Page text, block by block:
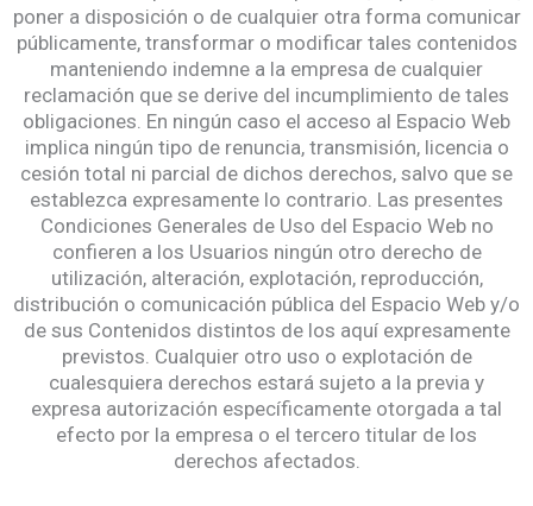
poner a disposición o de cualquier otra forma comunicar
públicamente, transformar o modificar tales contenidos
manteniendo indemne a la empresa de cualquier
reclamación que se derive del incumplimiento de tales
obligaciones. En ningún caso el acceso al Espacio Web
implica ningún tipo de renuncia, transmisión, licencia o
cesión total ni parcial de dichos derechos, salvo que se
establezca expresamente lo contrario. Las presentes
Condiciones Generales de Uso del Espacio Web no
confieren a los Usuarios ningún otro derecho de
utilización, alteración, explotación, reproducción,
distribución o comunicación pública del Espacio Web y/o
de sus Contenidos distintos de los aquí expresamente
previstos. Cualquier otro uso o explotación de
cualesquiera derechos estará sujeto a la previa y
expresa autorización específicamente otorgada a tal
efecto por la empresa o el tercero titular de los
derechos afectados.